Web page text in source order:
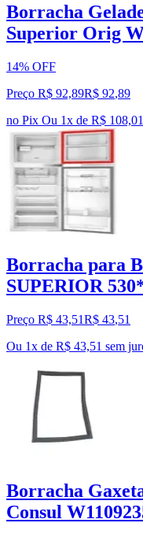
Borracha
Superior Orig
14% OFF
Preço R$ 92,89R$ 92,89
no Pix Ou 1x de R$
Borracha para
SUPERIOR
Preço R$ 43,51R$ 43,51
Ou 1x de R$ 43,51 sem
Borracha
Consul